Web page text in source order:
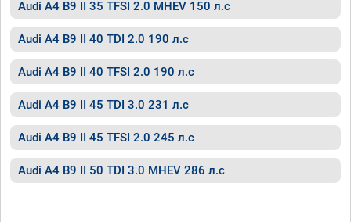
Audi A4 B9 II 35 TFSI 2.0 MHEV 150 л.с
Audi A4 B9 II 40 TDI 2.0 190 л.с
Audi A4 B9 II 40 TFSI 2.0 190 л.с
Audi A4 B9 II 45 TDI 3.0 231 л.с
Audi A4 B9 II 45 TFSI 2.0 245 л.с
Audi A4 B9 II 50 TDI 3.0 MHEV 286 л.с